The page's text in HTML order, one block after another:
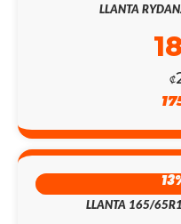
LLANTA
₡
LLANTA 165/